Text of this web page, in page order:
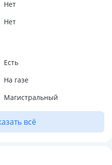
Нет
Нет
Есть
На газе
Магистральный
всё